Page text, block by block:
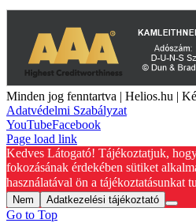
Minden jog fenntartva | Helios.hu |
Adatvédelmi Szabályzat
YouTubeFacebook
Page load link
Kedves Látogató! Tájékoztatjuk,
fokozásának érdekében sütiket
használatával ön a tájékoztatásunkat
Nem
Adatkezelési tájékoztató
Go to Top